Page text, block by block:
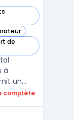
de
à
un
complète